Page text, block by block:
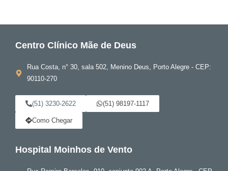
Centro Clínico Mãe de Deus
Rua Costa, n° 30, sala 502, Menino Deus, Porto Alegre - CEP:
90110-270
(51) 3230-2622 (51) 98197-1117
Como Chegar
Hospital Moinhos de Vento